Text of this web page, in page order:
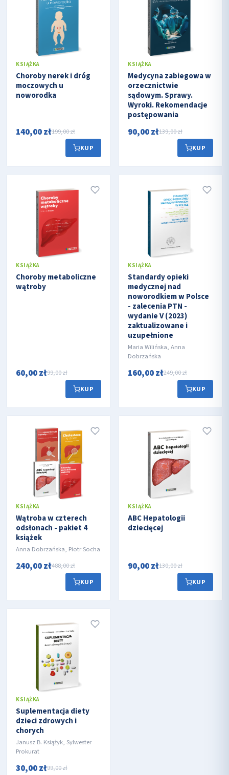
KSIĄŻKA
Choroby nerek i dróg
moczowych u
noworodka
140,00 zł199,00 zł
KUP
KSIĄŻKA
Medycyna zabiegowa w
orzecznictwie
sądowym. Sprawy.
Wyroki. Rekomendacje
postępowania
90,00 zł139,00 zł
KUP
KSIĄŻKA
Choroby metaboliczne
wątroby
60,00 zł99,00 zł
KUP
KSIĄŻKA
Standardy opieki
medycznej nad
noworodkiem w Polsce
- zalecenia PTN -
wydanie V (2023)
zaktualizowane i
uzupełnione
Maria Wilińska, Anna
Dobrzańska
160,00 zł249,00 zł
KUP
KSIĄŻKA
Wątroba w czterech
odsłonach - pakiet 4
książek
Anna Dobrzańska, Piotr Socha
240,00 zł488,00 zł
KUP
KSIĄŻKA
ABC Hepatologii
dziecięcej
90,00 zł130,00 zł
KUP
KSIĄŻKA
Suplementacja diety
dzieci zdrowych i
chorych
Janusz B. Książyk, Sylwester
Prokurat
30,00 zł99,00 zł